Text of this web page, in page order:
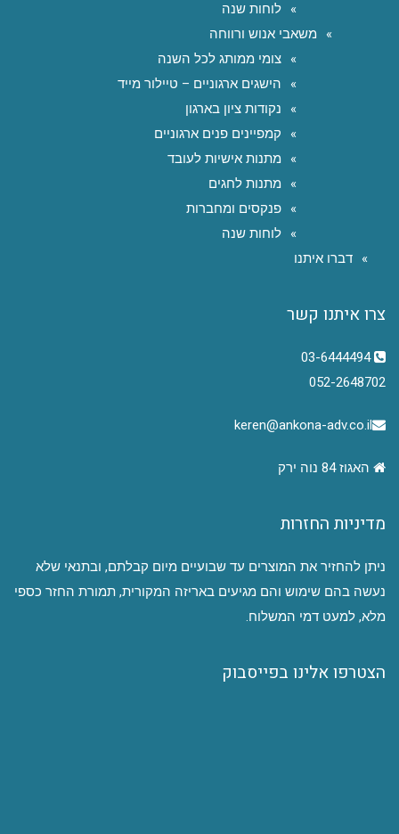
לוחות שנה
משאבי אנוש ורווחה
צומי ממותג לכל השנה
הישגים ארגוניים – טיילור מייד
נקודות ציון בארגון
קמפיינים פנים ארגוניים
מתנות אישיות לעובד
מתנות לחגים
פנקסים ומחברות
לוחות שנה
דברו איתנו
צרו איתנו קשר
03-6444494
052-2648702
keren@ankona-adv.co.il
האגוז 84 נוה ירק
מדיניות החזרות
ניתן להחזיר את המוצרים עד שבועיים מיום קבלתם, ובתנאי שלא
נעשה בהם שימוש והם מגיעים באריזה המקורית, תמורת החזר כספי
מלא, למעט דמי המשלוח.
הצטרפו אלינו בפייסבוק